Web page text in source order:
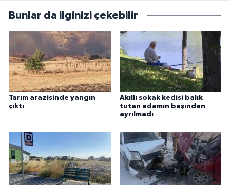
Bunlar da ilginizi çekebilir
Tarım arazisinde yangın
çıktı
Akıllı sokak kedisi balık
tutan adamın başından
ayrılmadı